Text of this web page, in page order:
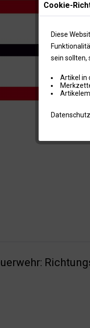
Cookie-
Diese
sein sollten,
Artikel in
Datenschutz